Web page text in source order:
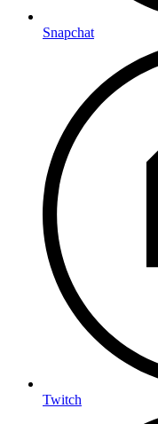
Snapchat
Twitch